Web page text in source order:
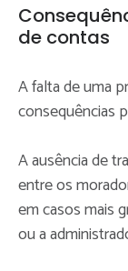
de contas
A falta de uma
consequências
A ausência de
entre os
em casos mais
ou a